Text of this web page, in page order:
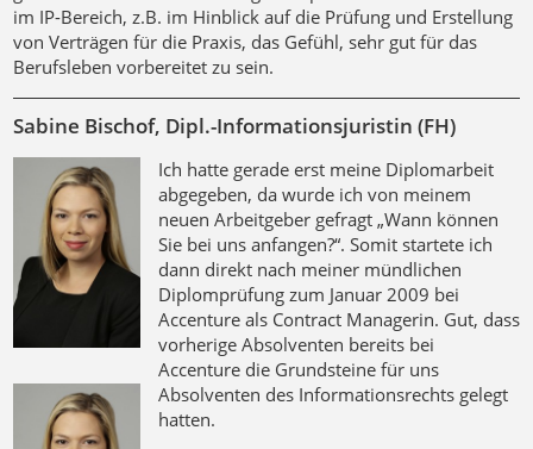
im IP-Bereich, z.B. im Hinblick auf die Prüfung und Erstellung
von Verträgen für die Praxis, das Gefühl, sehr gut für das
Berufsleben vorbereitet zu sein.
Sabine Bischof, Dipl.-Informationsjuristin (FH)
Ich hatte gerade erst meine Diplomarbeit
abgegeben, da wurde ich von meinem
neuen Arbeitgeber gefragt „Wann können
Sie bei uns anfangen?“. Somit startete ich
dann direkt nach meiner mündlichen
Diplomprüfung zum Januar 2009 bei
Accenture als Contract Managerin. Gut, dass
vorherige Absolventen bereits bei
Accenture die Grundsteine für uns
Absolventen des Informationsrechts gelegt
hatten.